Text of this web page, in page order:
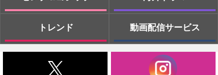
トレンド 動画配信サービス